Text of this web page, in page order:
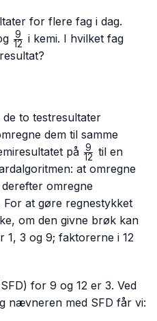
for flere fag i dag.
\frac{9}
{12}
12
9
i kemi. I hvilket fag
to testresultater
dem til samme
på \frac{9}
{12}
12
9
til en
at omregne
omregne
at gøre regnestykket
om den givne brøk kan
3 og 9; faktorerne i 12
for 9 og 12 er 3. Ved
nævneren med SFD får vi: